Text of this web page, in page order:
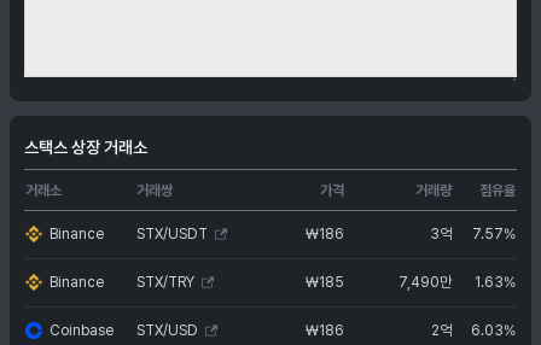
스택스 상장 거래소
거래소 거래쌍 가격 거래량 점유율
Binance STX/USDT ₩186 3억 7.57%
Binance STX/TRY ₩185 7,490만 1.63%
Coinbase STX/USD ₩186 2억 6.03%